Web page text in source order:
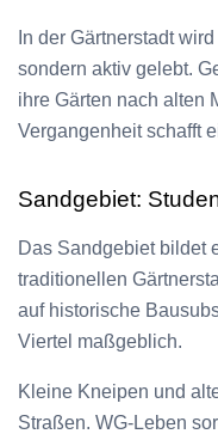
In der Gärtnerstadt
sondern aktiv gelebt.
ihre Gärten nach alten
Vergangenheit schafft
Sandgebiet:
Das Sandgebiet bildet
traditionellen
auf historische
Viertel maßgeblich.
Kleine Kneipen und
Straßen. WG-Leben